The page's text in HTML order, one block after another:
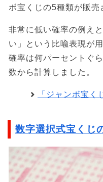
ボ宝くじの5種類が販売
非常に低い確率の例え
い」という比喩表現が
確率は何パーセントぐ
数から計算しました。
「ジャンボ宝
数字選択式宝くじ